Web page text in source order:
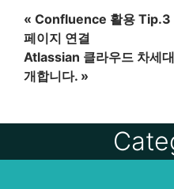
« Confluence 활용
페이지 연결
Atlassian 클라우드 차세
개합니다. »